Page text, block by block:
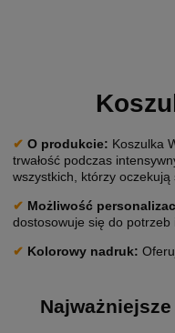
✔ O produkcie: Koszulka
trwałość podczas
wszystkich, którzy oczekują
✔ Możliwość
dostosowuje się do potrzeb
✔ Kolorowy nadruk: